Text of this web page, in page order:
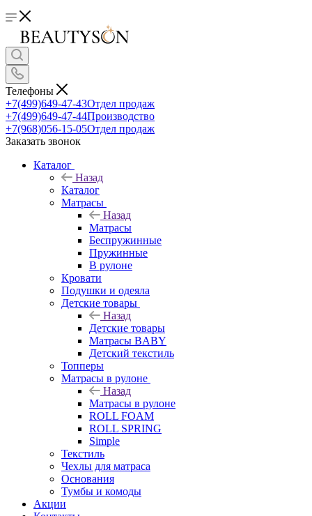
Телефоны
+7(499)649-47-43Отдел продаж
+7(499)649-47-44Производство
+7(968)056-15-05Отдел продаж
Заказать звонок
Каталог
Назад
Каталог
Матрасы
Назад
Матрасы
Беспружинные
Пружинные
В рулоне
Кровати
Подушки и одеяла
Детские товары
Назад
Детские товары
Матрасы BABY
Детский текстиль
Топперы
Матрасы в рулоне
Назад
Матрасы в рулоне
ROLL FOAM
ROLL SPRING
Simple
Текстиль
Чехлы для матраса
Основания
Тумбы и комоды
Акции